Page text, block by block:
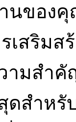
นของ
เสริม
ามสำ
ดสำห